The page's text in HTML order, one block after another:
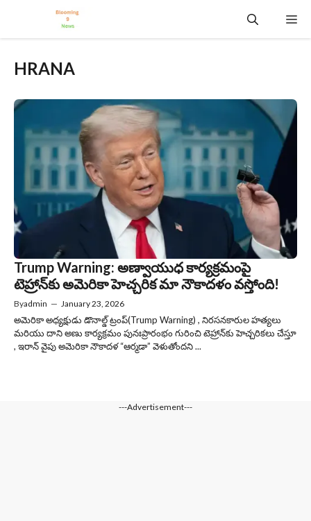
content
HRANA
Trump Warning: అణ్వాయుధ కార్యక్రమంపై
టెహ్రాన్‌కు అమెరికా హెచ్చరిక మా నౌకాదళం వస్తోంది!
Byadmin — January 23, 2026
అమెరికా అధ్యక్షుడు డొనాల్డ్ ట్రంప్(Trump Warning) , నిరసనకారుల హత్యలు
మరియు దాని అణు కార్యక్రమం పునఃప్రారంభం గురించి టెహ్రాన్‌కు హెచ్చరికలు చేస్తూ
, ఇరాన్ వైపు అమెరికా నౌకాదళ “ఆర్మడా” వెళుతోందని ...
---Advertisement---